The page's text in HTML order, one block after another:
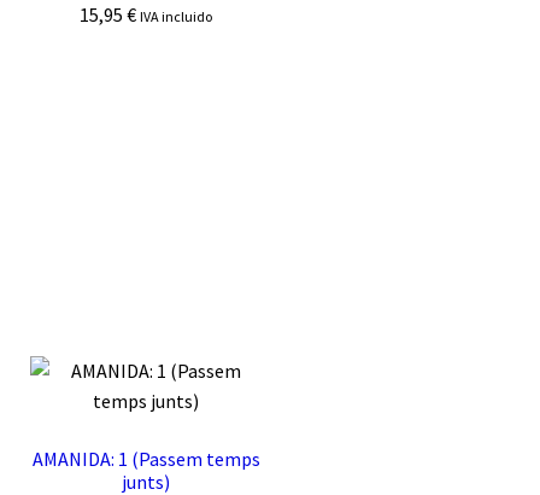
15,95€ IVA incluido
AMANIDA: 1 (Passem temps
junts)